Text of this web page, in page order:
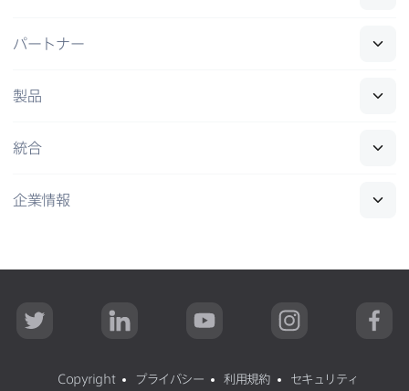
パートナー
製品
統合
企業情報
Copyright プライバシー 利用規約 セキュリティ
T
w
L
i
Y
o
I
n
a
F
a